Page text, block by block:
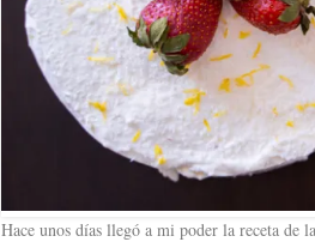
Hace unos días llegó a mi poder la receta de